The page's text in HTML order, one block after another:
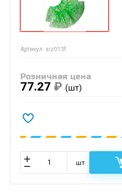
Артикул: siz013f
Розничная цена
77.27 ₽ (шт)
шт